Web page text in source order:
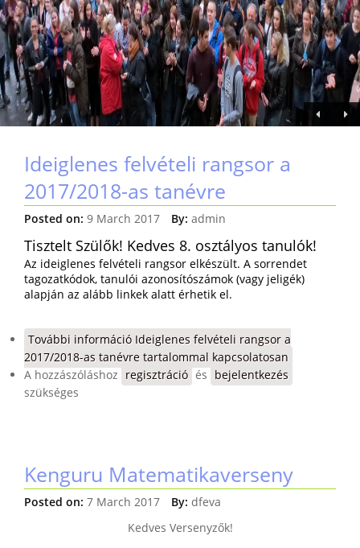
Ideiglenes felvételi rangsor a
2017/2018-as tanévre
Posted on: 9 March 2017 By: admin
Tisztelt Szülők! Kedves 8. osztályos tanulók!
Az ideiglenes felvételi rangsor elkészült. A sorrendet
tagozatkódok, tanulói azonosítószámok (vagy jeligék)
alapján az alább linkek alatt érhetik el.
További információ Ideiglenes felvételi rangsor a
2017/2018-as tanévre tartalommal kapcsolatosan
A hozzászóláshoz regisztráció és bejelentkezés
szükséges
Kenguru Matematikaverseny
Posted on: 7 March 2017 By: dfeva
Kedves Versenyzők!